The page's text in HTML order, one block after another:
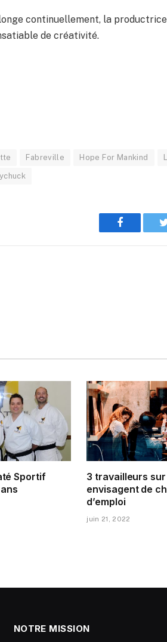
continuellement, la
de créativité.
Fabreville Hope For Mankind
Facebook
Sportif
3 travailleurs sur
envisagent de
d’emploi
juin 21, 2022
NOTRE MISSION